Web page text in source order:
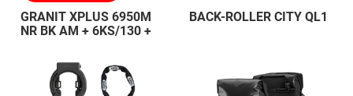
GRANIT XPLUS 6950M
NR BK AM + 6KS/130 +
BACK-ROLLER CITY QL1